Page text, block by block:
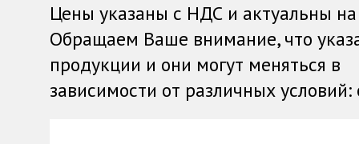
Цены указаны с НДС и актуальны
Обращаем Ваше внимание, что
продукции и они могут меняться в
зависимости от различных